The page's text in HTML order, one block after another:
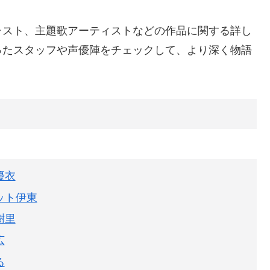
ト、主題歌アーティストなどの作品に関する詳し
スタッフや声優陣をチェックして、より深く物語
衣
ト伊東
里